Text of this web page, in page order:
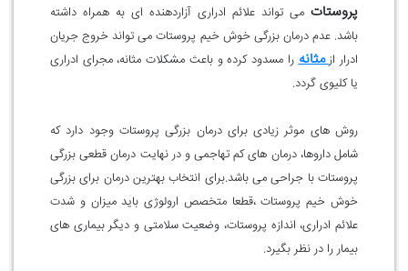
پروستات می تواند علائم ادراری آزاردهنده ای به همراه داشته
باشد. عدم درمان بزرگی خوش خیم پروستات می تواند خروج جریان
ادرار ازمثانهرا مسدود کرده و باعث مشکلات مثانه، مجرای ادراری
یا کلیوی گردد.
روش های موثر زیادی برای درمان بزرگی پروستات وجود دارد که
شامل داروها، درمان های کم تهاجمی و در نهایت درمان قطعی بزرگی
پروستات با جراحی می باشد.برای انتخاب بهترین درمان برای بزرگی
خوش خیم پروستات ،قطعا متخصص ارولوژی باید میزان و شدت
علائم ادراری، اندازه پروستات، وضعیت سلامتی و دیگر بیماری های
بیمار را در نظر بگیرد.